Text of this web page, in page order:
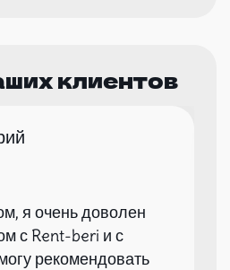
клиентов
я очень доволен
с Rent-beri и с
рекомендовать